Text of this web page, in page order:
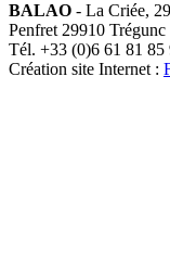
BALAO - La Criée,
Penfret 29910 Trégunc
Tél. +33 (0)6 61 81 85
Création site Internet :